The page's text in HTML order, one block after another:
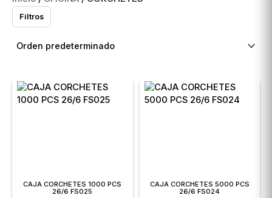
Filtros
CAJA CORCHETES 1000 PCS
26/6 FS025
CAJA CORCHETES 5000 PCS
26/6 FS024